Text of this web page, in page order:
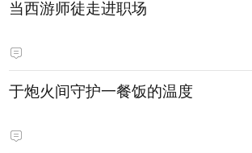
当西游师徒走进职场
于炮火间守护一餐饭的温度